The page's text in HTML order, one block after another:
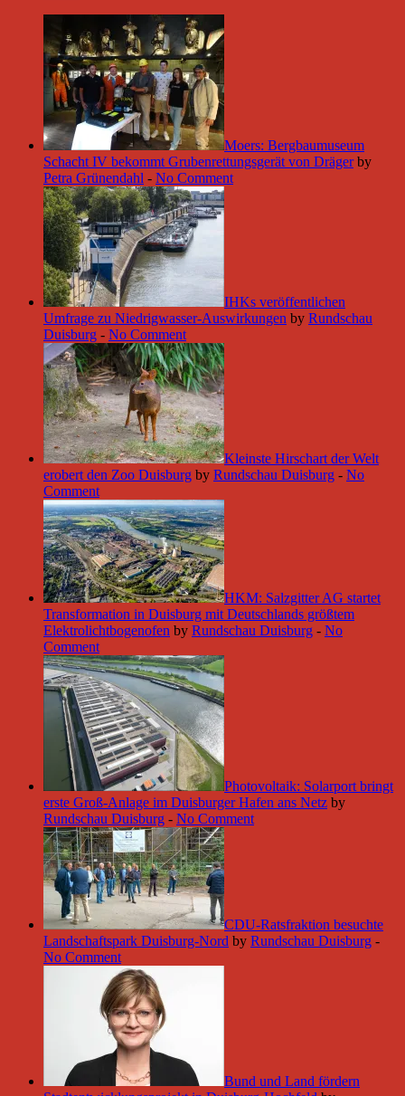
Moers: Bergbaumuseum
Schacht IV bekommt Grubenrettungsgerät von Dräger by
Petra Grünendahl - No Comment
IHKs veröffentlichen
Umfrage zu Niedrigwasser-Auswirkungen by Rundschau
Duisburg - No Comment
Kleinste Hirschart der Welt
erobert den Zoo Duisburg by Rundschau Duisburg - No
Comment
HKM: Salzgitter AG startet
Transformation in Duisburg mit Deutschlands größtem
Elektrolichtbogenofen by Rundschau Duisburg - No
Comment
Photovoltaik: Solarport bringt
erste Groß-Anlage im Duisburger Hafen ans Netz by
Rundschau Duisburg - No Comment
CDU-Ratsfraktion besuchte
Landschaftspark Duisburg-Nord by Rundschau Duisburg -
No Comment
Bund und Land fördern